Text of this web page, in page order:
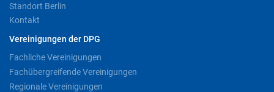
Standort Berlin
Kontakt
Vereinigungen der DPG
Fachliche Vereinigungen
Fachübergreifende Vereinigungen
Regionale Vereinigungen